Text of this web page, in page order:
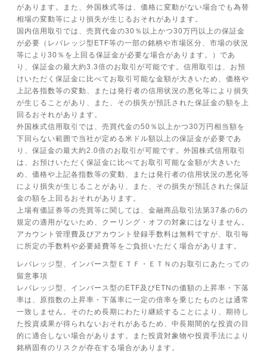
があります。また、外国株式等は、価格に変動がない場合でも為替
相場の変動等により損失が生じるおそれがあります。
国内信用取引では、売買代金の30％以上かつ30万円以上の保証金
が必要（レバレッジ型ETF等の一部の銘柄や市場区分、市場の状況
等により30％を上回る保証金が必要な場合があります。）であ
り、保証金の最大約3.3倍のお取引が可能です。信用取引は、お預
けいただく保証金に比べてお取引可能な金額が大きいため、価格や
上記各指数等の変動、または発行者の信用状況の悪化等により損失
が生じることがあり、また、その損失が預託された保証金の額を上
回るおそれがあります。
外国株式信用取引では、売買代金の50％以上かつ30万円相当額を
下回らない範囲で当社が定める米ドル額以上の保証金が必要であ
り、保証金の最大約2.0倍のお取引が可能です。外国株式信用取引
は、お預けいただく保証金に比べてお取引可能な金額が大きいた
め、価格や上記各指数等の変動、または発行者の信用状況の悪化等
により損失が生じることがあり、また、その損失が預託された保証
金の額を上回るおそれがあります。
上場有価証券等の売買等に関しては、金融商品取引法第37条の6の
規定の適用がないため、クーリング・オフの対象にはなりません。
アカウント管理費及びアカウント登録手数料は無料ですが、取引毎
に所定の手数料や必要経費等をご負担いただく場合があります。
レバレッジ型、インバース型ＥＴＦ・ＥＴＮのお取引にあたっての
留意事項
レバレッジ型、インバース型のETF及びETNの価額の上昇率・下落
率は、原指数の上昇率・下落率に一定の倍率を乗じたものとは通常
一致しません。そのため長期にわたり継続することにより、期待し
た投資成果が得られないおそれがあるため、中長期間的な投資の目
的に適合しない場合があります。また投資対象物や投資手法により
銘柄固有のリスクが存在する場合があります。